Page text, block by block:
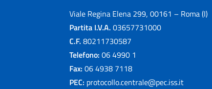
Viale Regina Elena 299, 00161 – Roma (I)
Partita I.V.A. 03657731000
C.F. 80211730587
Telefono: 06 4990 1
Fax: 06 4938 7118
PEC: protocollo.centrale@pec.iss.it